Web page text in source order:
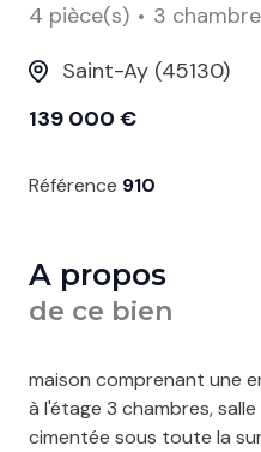
4 pièce(s)
3
Saint-Ay (45130)
139 000 €
Référence 910
A propos
de ce bien
maison comprenant une
à l'étage 3 chambres,
cimentée sous toute la